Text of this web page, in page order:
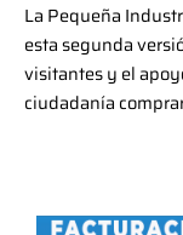
La Pequeña
esta segunda
visitantes y el
ciudadanía